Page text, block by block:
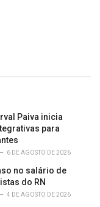
Paiva inicia
para
6 DE AGOSTO DE 2026
no salário de
do RN
4 DE AGOSTO DE 2026